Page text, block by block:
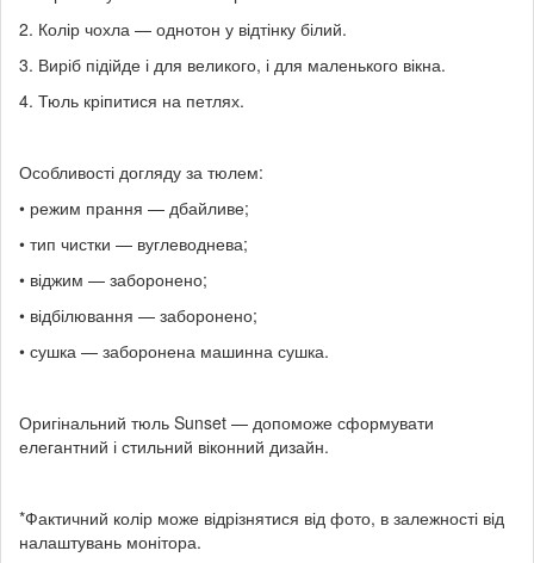
2. Колір чохла — однотон у відтінку білий.
3. Виріб підійде і для великого, і для маленького вікна.
4. Тюль кріпитися на петлях.
Особливості догляду за тюлем:
• режим прання — дбайливе;
• тип чистки — вуглеводнева;
• віджим — заборонено;
• відбілювання — заборонено;
• сушка — заборонена машинна сушка.
Оригінальний тюль Sunset — допоможе сформувати
елегантний і стильний віконний дизайн.
*Фактичний колір може відрізнятися від фото, в залежності від
налаштувань монітора.